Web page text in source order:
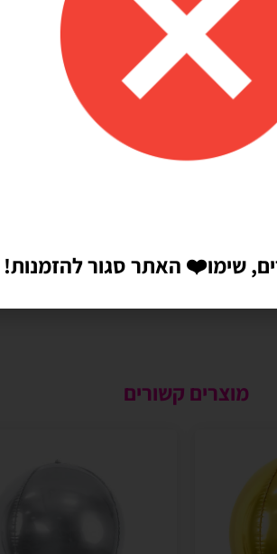
מוצרים קשורים
שימו❤️ האתר סגור להזמנות!